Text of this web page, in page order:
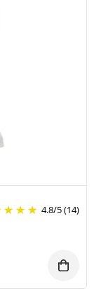
4.8/5(14)